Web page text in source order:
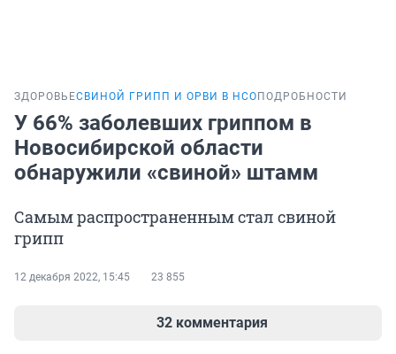
ЗДОРОВЬЕСВИНОЙ ГРИПП И ОРВИ В НСО ПОДРОБНОСТИ
У 66% заболевших гриппом в
Новосибирской области
обнаружили «свиной» штамм
Самым распространенным стал свиной
грипп
12 декабря 2022, 15:45 23 855
32 комментария